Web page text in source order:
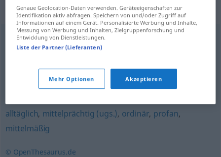
Synonyme für "handelsüblich"
klassisch,herkömmlich,häufig
,normal,Dutzendware (abwertend, fig.)
alltäglich, mittelprächtig (ugs.), ordinär, profan,
mittelmäßig
© OpenThesaurus.de
Genaue Geolocation-Daten verwenden. Geräteeigenschaften zur
Identifikation aktiv abfragen. Speichern von und/oder Zugriff auf
Informationen auf einem Gerät. Personalisierte Werbung und Inhalte,
Messung von Werbung und Inhalten, Zielgruppenforschung und
Entwicklung von Dienstleistungen.
Liste der Partner (Lieferanten)
Mehr Optionen Akzeptieren